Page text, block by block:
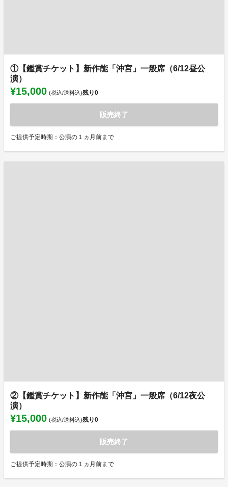
①【鑑賞チケット】新作能「沖宮」一般席（6/12昼公
演）
¥15,000 (税込/送料込)残り0
販売終了
ご提供予定時期：公演の１ヵ月前まで
②【鑑賞チケット】新作能「沖宮」一般席（6/12夜公
演）
¥15,000 (税込/送料込)残り0
販売終了
ご提供予定時期：公演の１ヵ月前まで